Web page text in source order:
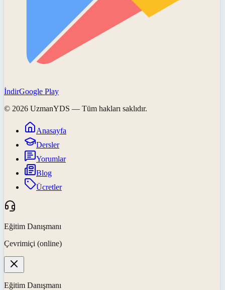
İndirGoogle Play
© 2026 UzmanYDS — Tüm hakları saklıdır.
Anasayfa
Dersler
Yorumlar
Blog
Ücretler
Eğitim Danışmanı
Çevrimiçi (online)
Eğitim Danışmanı